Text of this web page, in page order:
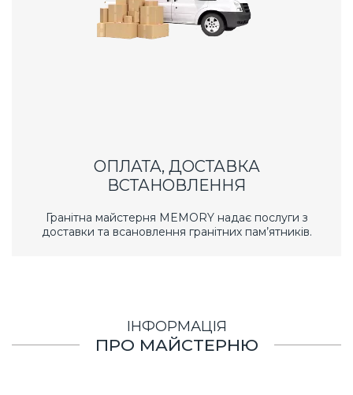
ОПЛАТА, ДОСТАВКА
ВСТАНОВЛЕННЯ
Гранітна майстерня MEMORY надає послуги з
доставки та всановлення гранітних пам’ятників.
ІНФОРМАЦІЯ
ПРО МАЙСТЕРНЮ